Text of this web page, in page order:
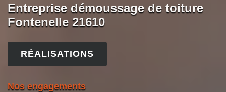
Entreprise démoussage de toiture
Fontenelle 21610
RÉALISATIONS
Nos engagements